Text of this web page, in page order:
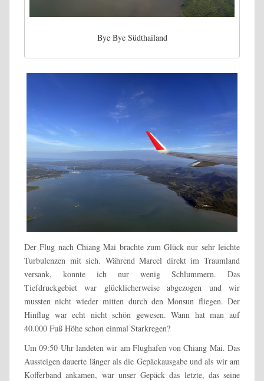
Bye Bye Südthailand
Der Flug nach Chiang Mai brachte zum Glück nur sehr leichte
Turbulenzen mit sich. Während Marcel direkt im Traumland
versank, konnte ich nur wenig Schlummern. Das
Tiefdruckgebiet war glücklicherweise abgezogen und wir
mussten nicht wieder mitten durch den Monsun fliegen. Der
Hinflug war echt nicht schön gewesen. Wann hat man auf
40.000 Fuß Höhe schon einmal Starkregen?
Um 09:50 Uhr landeten wir am Flughafen von Chiang Mai. Das
Aussteigen dauerte länger als die Gepäckausgabe und als wir am
Kofferband ankamen, war unser Gepäck das letzte, das seine